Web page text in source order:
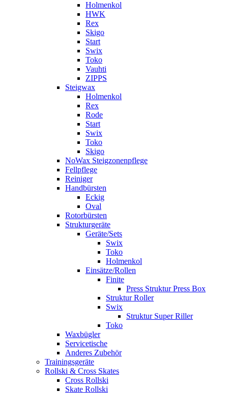
Holmenkol
HWK
Rex
Skigo
Start
Swix
Toko
Vauhti
ZIPPS
Steigwax
Holmenkol
Rex
Rode
Start
Swix
Toko
Skigo
NoWax Steigzonenpflege
Fellpflege
Reiniger
Handbürsten
Eckig
Oval
Rotorbürsten
Strukturgeräte
Geräte/Sets
Swix
Toko
Holmenkol
Einsätze/Rollen
Finite
Press Struktur Press Box
Struktur Roller
Swix
Struktur Super Riller
Toko
Waxbügler
Servicetische
Anderes Zubehör
Trainingsgeräte
Rollski & Cross Skates
Cross Rollski
Skate Rollski